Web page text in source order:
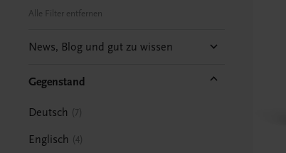
Alle Filter entfernen
News, Blog und gut zu wissen
Gegenstand
Deutsch 7
Englisch 4